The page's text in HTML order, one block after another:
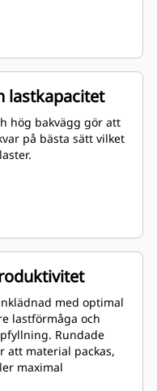
lastkapacitet
hög bakvägg gör att
på bästa sätt vilket
med optimal
lastförmåga och
Rundade
att material packas,
maximal